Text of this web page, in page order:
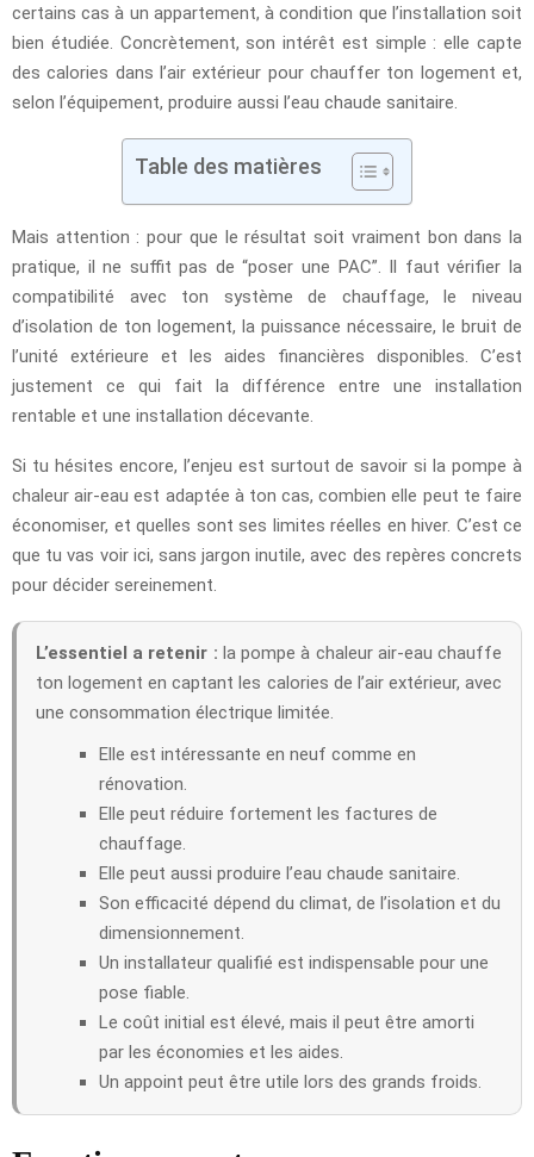
certains cas à un appartement, à condition que l’installation soit
bien étudiée. Concrètement, son intérêt est simple : elle capte
des calories dans l’air extérieur pour chauffer ton logement et,
selon l’équipement, produire aussi l’eau chaude sanitaire.
Table des matières
Mais attention : pour que le résultat soit vraiment bon dans la
pratique, il ne suffit pas de “poser une PAC”. Il faut vérifier la
compatibilité avec ton système de chauffage, le niveau
d’isolation de ton logement, la puissance nécessaire, le bruit de
l’unité extérieure et les aides financières disponibles. C’est
justement ce qui fait la différence entre une installation
rentable et une installation décevante.
Si tu hésites encore, l’enjeu est surtout de savoir si la pompe à
chaleur air-eau est adaptée à ton cas, combien elle peut te faire
économiser, et quelles sont ses limites réelles en hiver. C’est ce
que tu vas voir ici, sans jargon inutile, avec des repères concrets
pour décider sereinement.
L’essentiel a retenir : la pompe à chaleur air-eau chauffe
ton logement en captant les calories de l’air extérieur, avec
une consommation électrique limitée.
Elle est intéressante en neuf comme en
rénovation.
Elle peut réduire fortement les factures de
chauffage.
Elle peut aussi produire l’eau chaude sanitaire.
Son efficacité dépend du climat, de l’isolation et du
dimensionnement.
Un installateur qualifié est indispensable pour une
pose fiable.
Le coût initial est élevé, mais il peut être amorti
par les économies et les aides.
Un appoint peut être utile lors des grands froids.